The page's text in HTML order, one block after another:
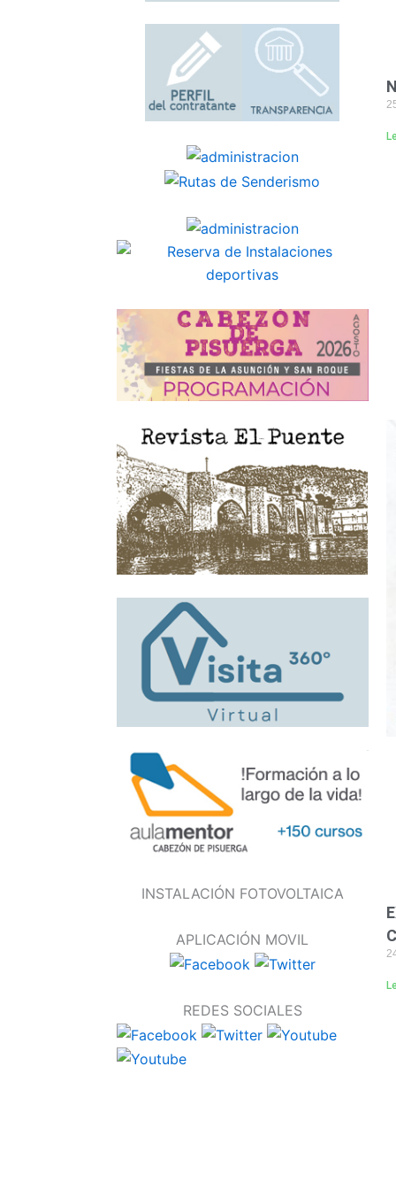
INSTALACIÓN FOTOVOLTAICA
APLICACIÓN MOVIL
REDES SOCIALES